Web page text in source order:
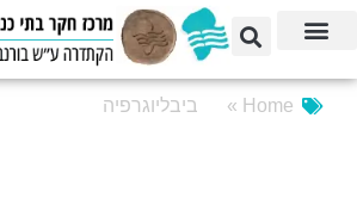
Home » ביבליוגרפיה